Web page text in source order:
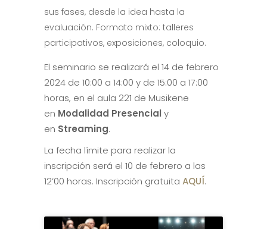
sus fases, desde la idea hasta la
evaluación. Formato mixto: talleres
participativos, exposiciones, coloquio.
El seminario se realizará el 14 de febrero
2024 de 10:00 a 14:00 y de 15:00 a 17:00
horas, en el aula 221 de Musikene
en Modalidad Presencial y
en Streaming.
La fecha límite para realizar la
inscripción será el 10 de febrero a las
12’00 horas. Inscripción gratuita AQUÍ.